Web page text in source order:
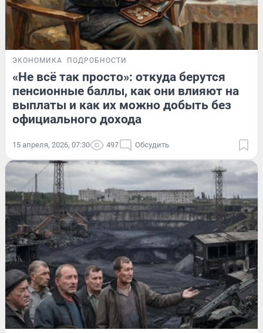
ЭКОНОМИКА ПОДРОБНОСТИ
«Не всё так просто»: откуда берутся
пенсионные баллы, как они влияют на
выплаты и как их можно добыть без
официального дохода
15 апреля, 2026, 07:30 497 Обсудить